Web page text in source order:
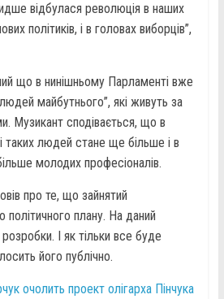
відбулася революція в наших
політиків, і в головах виборців”,
що в нинішньому Парламенті вже
майбутнього”, які живуть за
Музикант сподівається, що в
таких людей стане ще більше і в
молодих професіоналів.
про те, що зайнятий
політичного плану. На даний
І як тільки все буде
його публічно.
очолить проект олігарха Пінчука